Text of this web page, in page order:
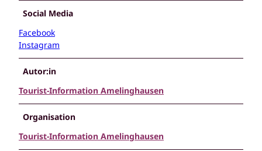
Social Media
Facebook
Instagram
Autor:in
Tourist-Information Amelinghausen
Organisation
Tourist-Information Amelinghausen